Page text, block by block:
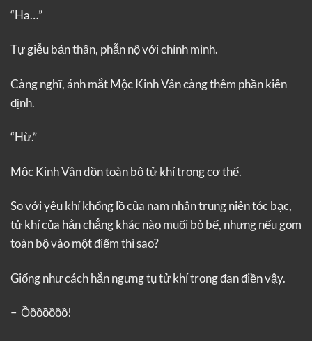
“Ha…”
Tự giễu bản thân, phẫn nộ với chính mình.
Càng nghĩ, ánh mắt Mộc Kinh Vân càng thêm phần kiên
định.
“Hừ.”
Mộc Kinh Vân dồn toàn bộ tử khí trong cơ thể.
So với yêu khí khổng lồ của nam nhân trung niên tóc bạc,
tử khí của hắn chẳng khác nào muối bỏ bể, nhưng nếu gom
toàn bộ vào một điểm thì sao?
Giống như cách hắn ngưng tụ tử khí trong đan điền vậy.
– Ồồồồồồồ!